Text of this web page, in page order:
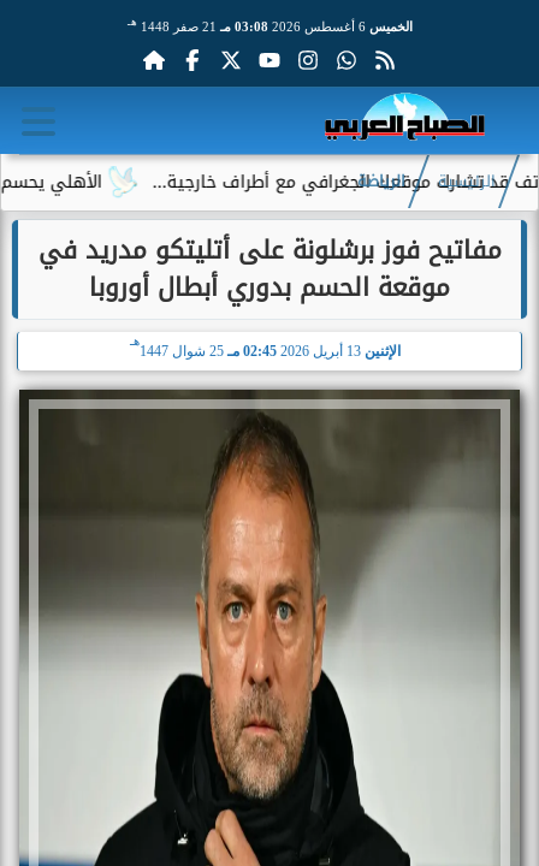
الخميس 6 أغسطس 2026 03:08 مـ 21 صفر 1448 هـ
الأهلي يحسم الجدل موقعك الجغرافي مع أطراف خارجية...
الرئيسية الرياضة
مفاتيح فوز برشلونة على أتليتكو مدريد في
موقعة الحسم بدوري أبطال أوروبا
الإثنين 13 أبريل 2026 02:45 مـ 25 شوال 1447
هـ